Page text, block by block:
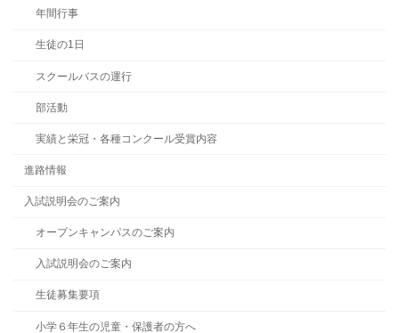
年間行事
生徒の1日
スクールバスの運行
部活動
実績と栄冠・各種コンクール受賞内容
進路情報
入試説明会のご案内
オープンキャンパスのご案内
入試説明会のご案内
生徒募集要項
小学６年生の児童・保護者の方へ